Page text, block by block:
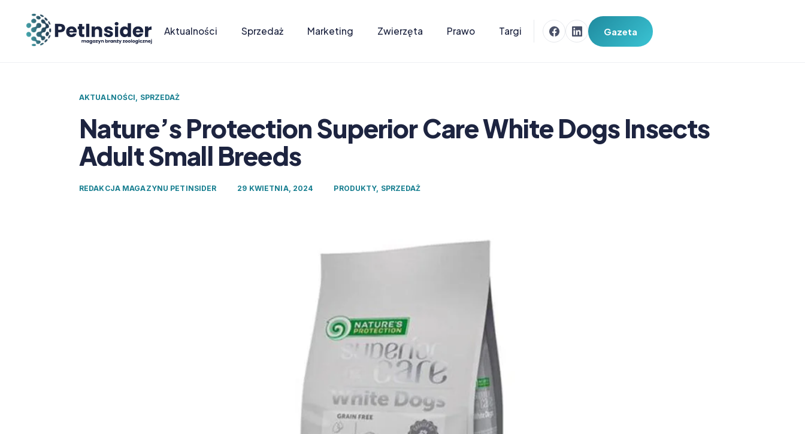
Aktualności Sprzedaż Marketing Zwierzęta Prawo Targi Gazeta
AKTUALNOŚCI, SPRZEDAŻ
Nature’s Protection Superior Care White Dogs Insects
Adult Small Breeds
REDAKCJA MAGAZYNU PETINSIDER 29 KWIETNIA, 2024 PRODUKTY, SPRZEDAŻ